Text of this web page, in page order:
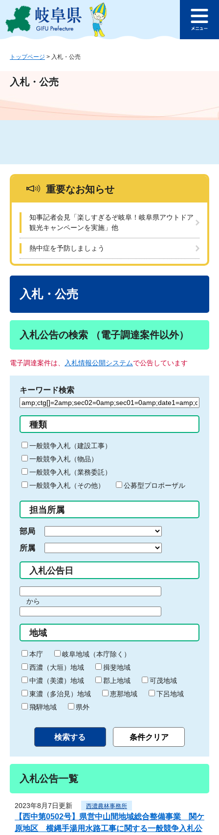
ジ
ュ
文
このページの本文へ
ュ
トップページ > 入札・公売
入札・公売
重要なお知らせ
知事記者会見「楽しすぎるぞ岐阜！岐阜県アウトドア
観光キャンペーンを実施」他
熱中症を予防しましょう
入札・公売
入札公告の検索 （電子調達案件以外）
電子調達案件は、 入札情報公開システムで公告しています
キーワード検索
検
る
キ
ー
ワ
ー
ド
入
力
種類
一般競争入札（建設工事）
一般競争入札（物品）
一般競争入札（業務委託）
一般競争入札（その他）
公募型プロポーザル
担当所属
部局
所属
入札公告日
間
始
り
から
間
終
わ
り
地域
本庁
岐阜地域（本庁除く）
西濃（大垣）地域
揖斐地域
中濃（美濃）地域
郡上地域
可茂地域
東濃（多治見）地域
恵那地域
下呂地域
飛騨地域
県外
入札公告一覧
2023年8月7日更新 西濃農林事務所
【西中第0502号】県営中山間地域総合整備事業 関ケ
原地区 横縄手湯用水路工事に関する一般競争入札公